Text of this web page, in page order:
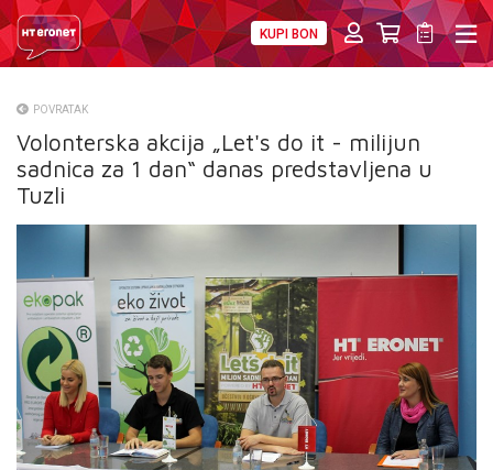
KUPI BON
O NAMA
PRESS
NATJEČAJI
VELEPRODAJA
KONTAKTI
MOJ PROFIL
E-RAČUN
POVRATAK
Volonterska akcija „Let's do it - milijun
sadnica za 1 dan“ danas predstavljena u
Tuzli